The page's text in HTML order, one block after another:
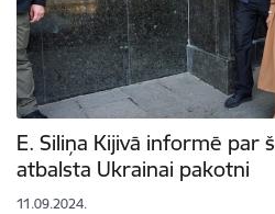
E. Siliņa Kijivā informē par
atbalsta Ukrainai pakotni
11.09.2024.